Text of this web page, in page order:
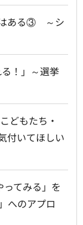
はある③ ～シ
！」～選挙
どもたち・
付いてほしい
てみる」を
へのアプロ